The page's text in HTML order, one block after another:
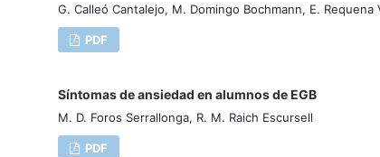
G. Calleó Cantalejo, M. Domingo Bochmann, E. Requena
PDF
Síntomas de ansiedad en alumnos de EGB
M. D. Foros Serrallonga, R. M. Raich Escursell
PDF